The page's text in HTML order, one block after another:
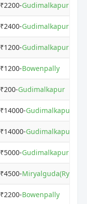
₹2200-Gudimalkapur
₹2400-Gudimalkapur
₹1200-Gudimalkapur
₹1200-Bowenpally
₹200-Gudimalkapur
₹14000-Gudimalkapur
₹14000-Gudimalkapur
₹5000-Gudimalkapur
₹4500-Miryalguda(Rythu
₹2200-Bowenpally